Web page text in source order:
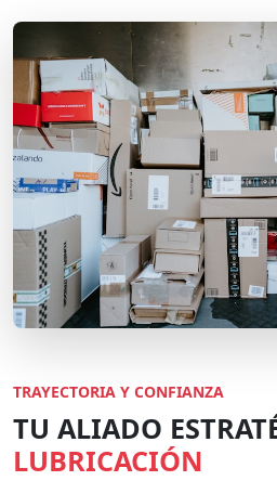
TRAYECTORIA Y CONFIANZA
TU ALIADO
LUBRICACIÓN